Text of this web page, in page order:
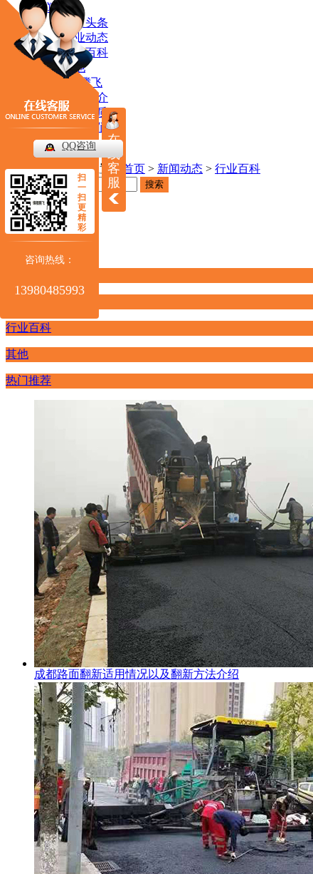
新闻动态
公司头条
行业动态
行业百科
其他
走进锦程腾飞
公司简介
荣誉资质
联系我们
联系我们
当前位置： 首页 > 新闻动态 > 行业百科
搜索
新闻动态
行业百科
其他
热门推荐
成都路面翻新适用情况以及翻新方法介绍
在
线
客
服
QQ咨询
扫
一
扫
更
精
彩
咨询热线：
13980485993